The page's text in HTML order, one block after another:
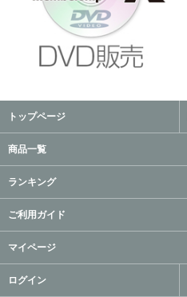
トップページ
商品一覧
ランキング
ご利用ガイド
マイページ
ログイン